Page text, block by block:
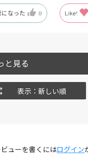
になった 0 Like!
と見る
表示：新しい順
ューを書くにはログイン